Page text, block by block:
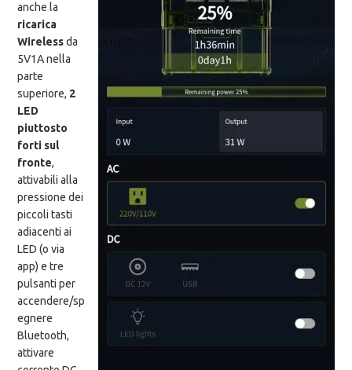
anche la
ricarica
Wirelessda
5V1A nella
parte
superiore, 2
LED
piuttosto
forti sul
fronte,
attivabili alla
pressione dei
piccoli tasti
adiacenti ai
LED (o via
app) e tre
pulsanti per
accendere/sp
egnere
Bluetooth,
attivare